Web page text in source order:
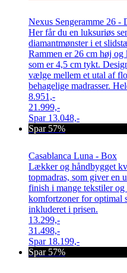
Nexus Sengeramme 26 -
Her får du en luksuriøs
diamantmønster i et
Rammen er 26 cm høj
som er 4,5 cm tykt.
vælge mellem et utal af
behagelige madrasser.
8.951,-
21.999,-
Spar 13.048,-
Spar 57%
Casablanca Luna - Box
Lækker og håndbygget
topmadras, som giver en
finish i mange tekstiler
komfortzoner for optimal
inkluderet i prisen.
13.299,-
31.498,-
Spar 18.199,-
Spar 57%